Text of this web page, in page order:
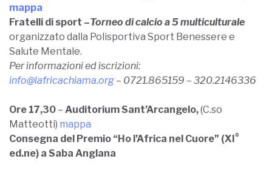
mappa
Fratelli di sport –Torneo di calcio a 5 multiculturale
organizzato dalla Polisportiva Sport Benessere e
Salute Mentale.
Per informazioni ed iscrizioni:
info@lafricachiama.org – 0721.865159 – 320.2146336
Ore 17,30 – Auditorium Sant’Arcangelo,(C.so
Matteotti) mappa
Consegna del Premio “Ho l’Africa nel Cuore” (XI°
ed.ne) a Saba Anglana